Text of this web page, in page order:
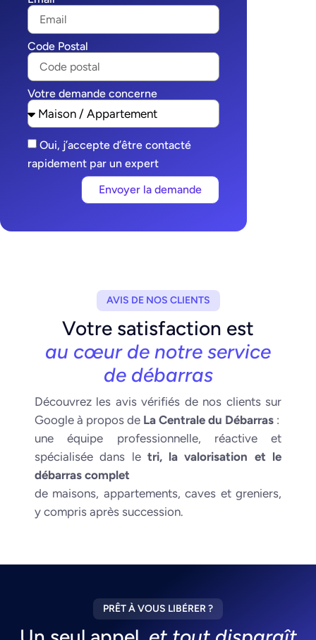
Code Postal
Votre demande concerne
Oui, j’accepte d’être contacté
rapidement par un expert
Envoyer la demande
AVIS DE NOS CLIENTS
Votre satisfaction est
au cœur de notre service
de débarras
Découvrez les avis vérifiés de nos clients sur
Google à propos de La Centrale du Débarras :
une équipe professionnelle, réactive et
spécialisée dans le tri, la valorisation et le
débarras complet
de maisons, appartements, caves et greniers,
y compris après succession.
PRÊT À VOUS LIBÉRER ?